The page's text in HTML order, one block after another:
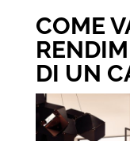
COME
DI UN